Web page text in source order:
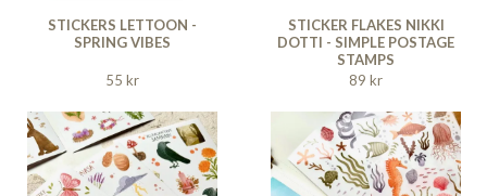
STICKERS LETTOON -
SPRING VIBES
55 kr
STICKER FLAKES NIKKI
DOTTI - SIMPLE POSTAGE
STAMPS
89 kr